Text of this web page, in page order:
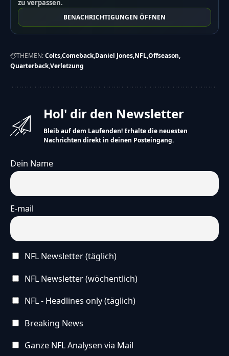
zu verpassen.
BENACHRICHTIGUNGEN ÖFFNEN
THEMEN:ColtsComeback Daniel Jones NFLOffseason
QuarterbackVerletzung
Hol' dir den Newsletter
Bleib auf dem Laufenden! Erhalte die neuesten
Nachrichten direkt in deinen Posteingang.
Dein Name
E-mail
NFL Newsletter (täglich)
NFL Newsletter (wöchentlich)
NFL - Headlines only (täglich)
Breaking News
Ganze NFL Analysen via Mail